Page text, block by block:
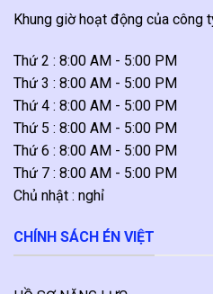
Khung giờ hoạt động của công
Thứ 2 : 8:00 AM - 5:00 PM
Thứ 3 : 8:00 AM - 5:00 PM
Thứ 4 : 8:00 AM - 5:00 PM
Thứ 5 : 8:00 AM - 5:00 PM
Thứ 6 : 8:00 AM - 5:00 PM
Thứ 7 : 8:00 AM - 5:00 PM
Chủ nhật : nghỉ
CHÍNH SÁCH ÉN VIỆT